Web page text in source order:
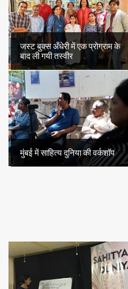
जस्ट बुक्स अँधेरी में एक प्रोग्राम के
बाद ली गयी तस्वीर
मुंबई में साहित्य दुनिया की वर्कशॉप